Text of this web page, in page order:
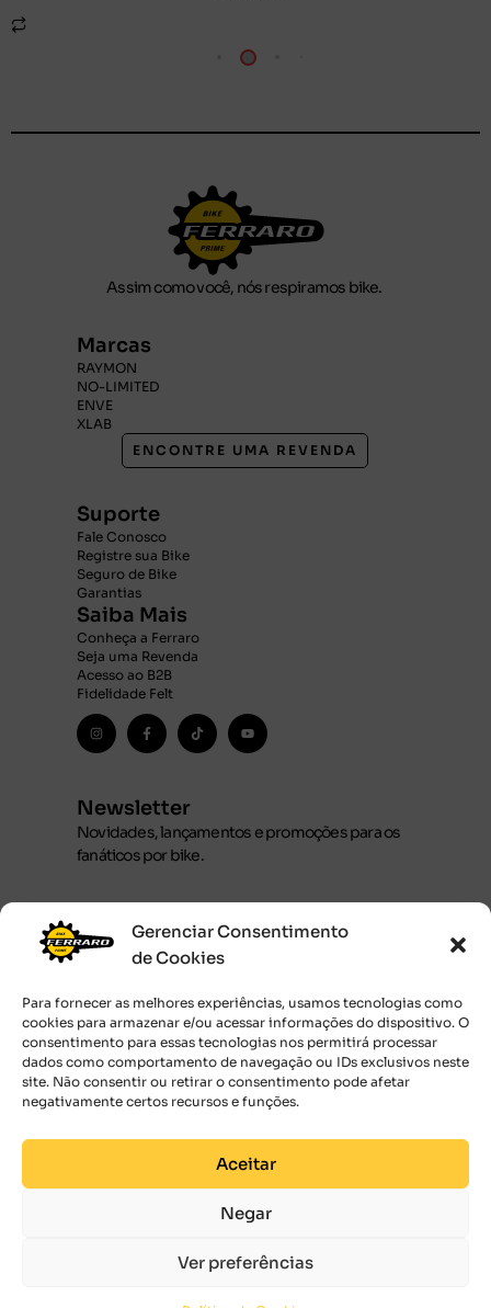
Gerenciar Consentimento
de Cookies
Para fornecer as melhores experiências, usamos tecnologias como
cookies para armazenar e/ou acessar informações do dispositivo. O
consentimento para essas tecnologias nos permitirá processar
dados como comportamento de navegação ou IDs exclusivos neste
site. Não consentir ou retirar o consentimento pode afetar
negativamente certos recursos e funções.
Aceitar
Negar
Ver preferências
Assim como você, nós respiramos bike.
Marcas
RAYMON
NO-LIMITED
ENVE
XLAB
ENCONTRE UMA REVENDA
Suporte
Fale Conosco
Registre sua Bike
Seguro de Bike
Garantias
Saiba Mais
Conheça a Ferraro
Seja uma Revenda
Acesso ao B2B
Fidelidade Felt
Newsletter
Novidades, lançamentos e promoções para os
fanáticos por bike.
Ao submeter o seu endereço de email,
você concorda com os Termos de uso.
2026 © Bike Prime Importadora Ltda. 38.321.448/0001-80